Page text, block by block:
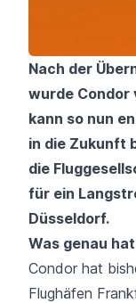
Nach der
wurde Condor
kann so nun
in die Zukunft
die
für ein
Düsseldorf.
Was genau
Condor hat
Flughäfen